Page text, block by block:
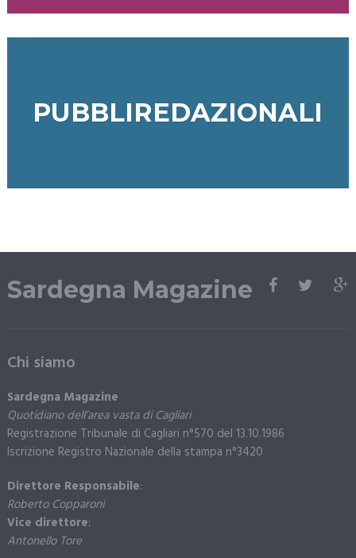
PUBBLIREDAZIONALI
Sardegna Magazine
Chi siamo
Sardegna Magazine
Quotidiano dell’area vasta di Cagliari
Registrazione Tribunale di Cagliari n°570 del 13.10.1986
Iscrizione Registro Nazionale della stampa n°3420
Direttore Responsabile:
Roberto Copparoni
Vice direttore:
Antonello Tore